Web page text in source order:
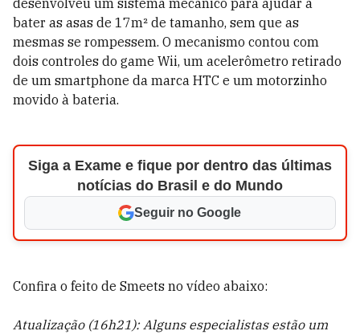
desenvolveu um sistema mecânico para ajudar a
bater as asas de 17m² de tamanho, sem que as
mesmas se rompessem. O mecanismo contou com
dois controles do game Wii, um acelerômetro retirado
de um smartphone da marca HTC e um motorzinho
movido à bateria.
Siga a Exame e fique por dentro das últimas
notícias do Brasil e do Mundo
Seguir no Google
Confira o feito de Smeets no vídeo abaixo:
Atualização (16h21): Alguns especialistas estão um